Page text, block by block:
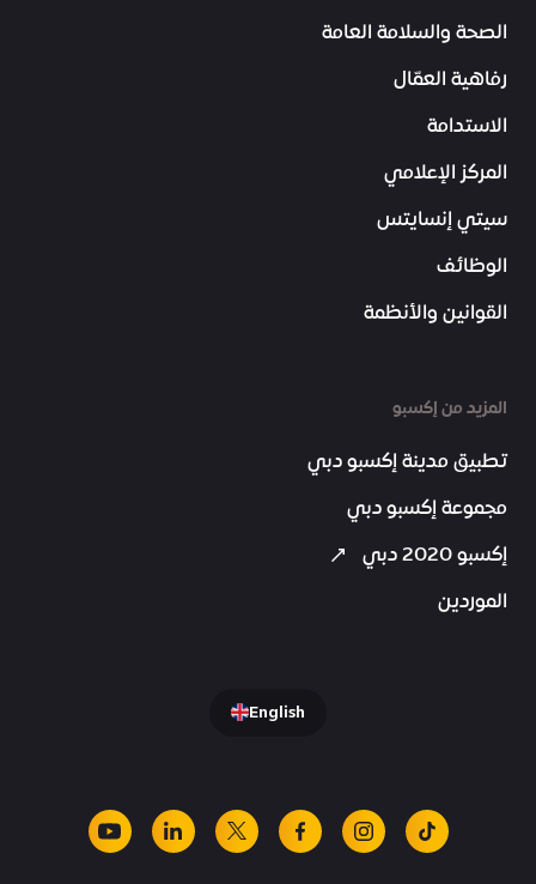
الصحة والسلامة العامة
رفاهية العمّال
الاستدامة
المركز الإعلامي
سيتي إنسايتس
الوظائف
القوانين والأنظمة
المزيد من إكسبو
تطبيق مدينة إكسبو دبي
مجموعة إكسبو دبي
إكسبو 2020 دبي
الموردين
English
tiktok
instagram
facebook
x
linkedin
youtube